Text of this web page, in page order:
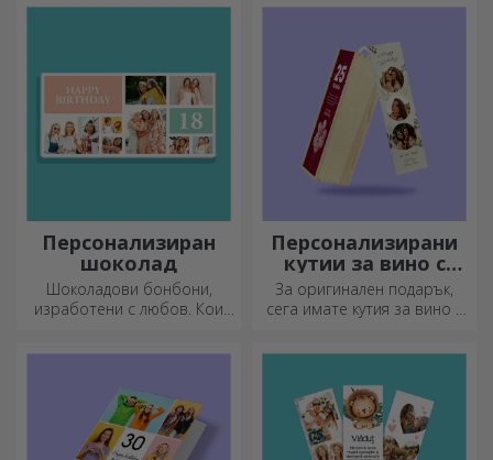
Персонализиран
шоколад
Шоколадови бонбони,
изработени с любов. Кои
Персонализирани
кутии за вино с
фотография
За оригинален подарък,
сега имате кутия за вино с
идеална за изключителен